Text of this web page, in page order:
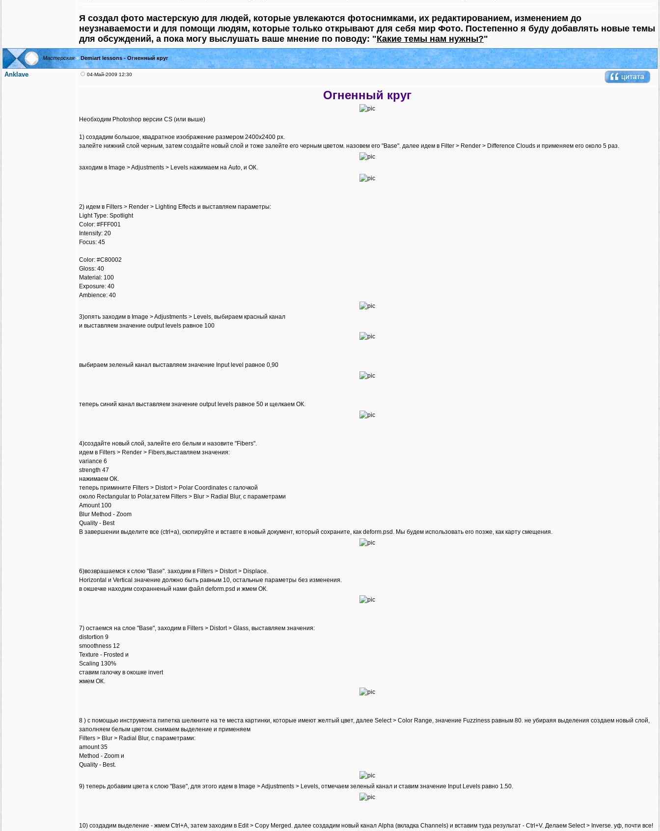
Я создал фото мастерскую для людей, которые увлекаются фотоснимками, их редактированием, изменением до
неузнаваемости и для помощи людям, которые только открывают для себя мир Фото. Постепенно я буду добавлять новые темы
для обсуждений, а пока могу выслушать ваше мнение по поводу: "Какие темы нам нужны?"
Мастерская » Demiart lessons - Огненный круг
Anklave 04-Май-2009 12:30
Огненный круг
Необходим Photoshop версии CS (или выше)
1) создадим большое, квадратное изображение размером 2400x2400 px.
залейте нижний слой черным, затем создайте новый слой и тоже залейте его черным цветом. назовем его "Base". далее идем в Filter > Render > Difference Clouds и применяем его около 5 раз.
заходим в Image > Adjustments > Levels нажимаем на Auto, и ОК.
2) идем в Filters > Render > Lighting Effects и выставляем параметры:
Light Type: Spotlight
Color: #FFF001
Intensity: 20
Focus: 45
Color: #C80002
Gloss: 40
Material: 100
Exposure: 40
Ambience: 40
3)опять заходим в Image > Adjustments > Levels, выбираем красный канал
и выставляем значение output levels равное 100
выбираем зеленый канал выставляем значение Input level равное 0,90
теперь синий канал выставляем значение output levels равное 50 и щелкаем ОК.
4)создайте новый слой, залейте его белым и назовите "Fibers".
идем в Filters > Render > Fibers,выставляем значения:
variance 6
strength 47
нажимаем ОК.
теперь примините Filters > Distort > Polar Coordinates с галочкой
около Rectangular to Polar,затем Filters > Blur > Radial Blur, с параметрами
Amount 100
Blur Method - Zoom
Quality - Best
В завершении выделите все (ctrl+a), скопируйте и вставте в новый документ, который сохраните, как deform.psd. Мы будем использовать его позже, как карту смещения.
6)возврашаемся к слою "Base". заходим в Filters > Distort > Displace.
Horizontal и Vertical значение должно быть равным 10, остальные параметры без изменения.
в окшечке находим сохранненый нами файл deform.psd и жмем ОК.
7) остаемся на слое "Base", заходим в Filters > Distort > Glass, выставляем значения:
distortion 9
smoothness 12
Texture - Frosted и
Scaling 130%
ставим галочку в окошке invert
жмем ОК.
8 ) с помощью инструмента пипетка шелкните на те места картинки, которые имеют желтый цвет, далее Select > Color Range, значение Fuzziness равным 80. не убираяя выделения создаем новый слой,
заполняем белым цветом. снимаем выделение и применяем
Filters > Blur > Radial Blur, с параметрами:
amount 35
Method - Zoom и
Quality - Best.
9) теперь добавим цвета к слою "Base", для этого идем в Image > Adjustments > Levels, отмечаем зеленый канал и ставим значение Input Levels равно 1.50.
10) создадим выделение - жмем Ctrl+A, затем заходим в Edit > Copy Merged. далее создадим новый канал Alpha (вкладка Channels) и вставим туда результат - Ctrl+V. Делаем Select > Inverse. уф, почти все!